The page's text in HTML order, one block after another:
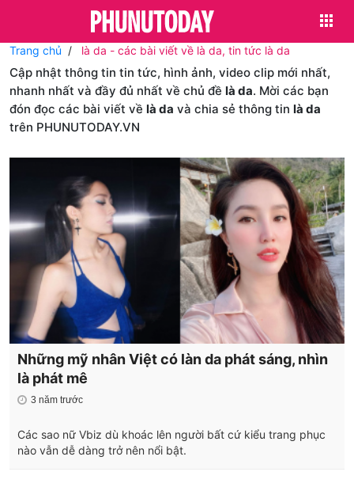
Trang chủ là da - các bài viết về là da, tin tức là da
Cập nhật thông tin tin tức, hình ảnh, video clip mới nhất,
nhanh nhất và đầy đủ nhất về chủ đề là da. Mời các bạn
đón đọc các bài viết về là da và chia sẻ thông tin là da
trên PHUNUTODAY.VN
Những mỹ nhân Việt có làn da phát sáng, nhìn
là phát mê
3 năm trước
Các sao nữ Vbiz dù khoác lên người bất cứ kiểu trang phục
nào vẫn dễ dàng trở nên nổi bật.